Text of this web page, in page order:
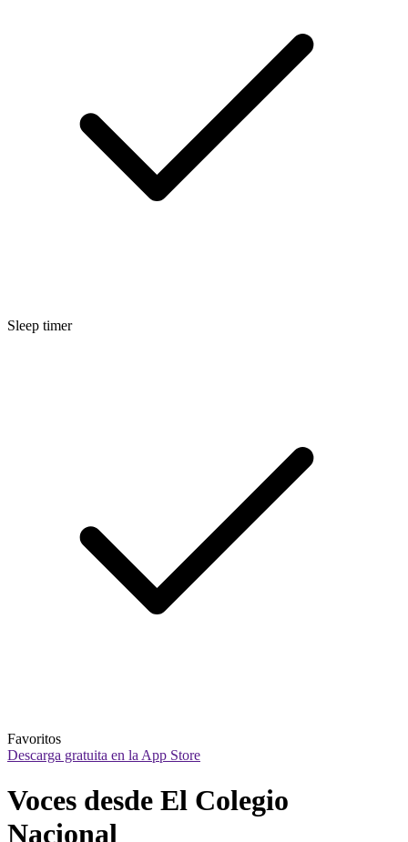
Sleep timer
Favoritos
Descarga gratuita en la App Store
Voces desde El Colegio
Nacional